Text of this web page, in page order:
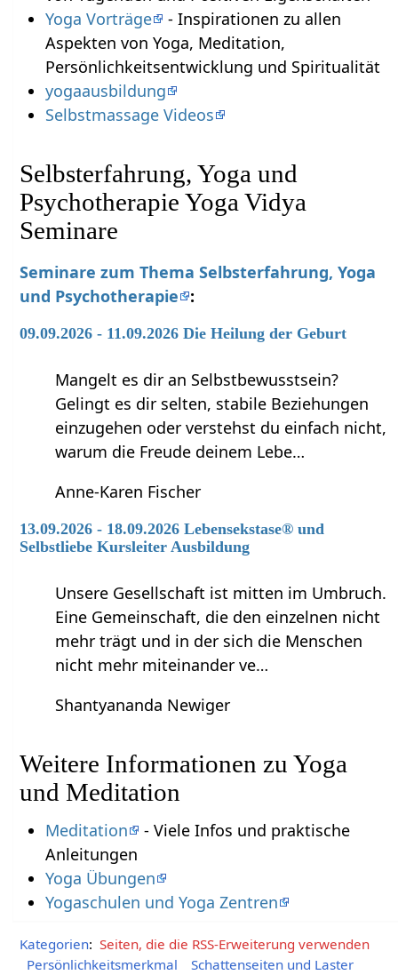
Yoga Vorträge
- Inspirationen zu allen
Aspekten von Yoga, Meditation,
Persönlichkeitsentwicklung und Spiritualität
yogaausbildung
Selbstmassage Videos
Selbsterfahrung, Yoga und
Psychotherapie Yoga Vidya
Seminare
Seminare zum Thema Selbsterfahrung, Yoga
und Psychotherapie
:
09.09.2026 - 11.09.2026 Die Heilung der Geburt
Mangelt es dir an Selbstbewusstsein?
Gelingt es dir selten, stabile Beziehungen
einzugehen oder verstehst du einfach nicht,
warum die Freude deinem Lebe…
Anne-Karen Fischer
13.09.2026 - 18.09.2026 Lebensekstase® und
Selbstliebe Kursleiter Ausbildung
Unsere Gesellschaft ist mitten im Umbruch.
Eine Gemeinschaft, die den einzelnen nicht
mehr trägt und in der sich die Menschen
nicht mehr miteinander ve…
Shantyananda Newiger
Weitere Informationen zu Yoga
und Meditation
Meditation
- Viele Infos und praktische
Anleitungen
Yoga Übungen
Yogaschulen und Yoga Zentren
Kategorien: Seiten, die die RSS-Erweiterung verwenden
Persönlichkeitsmerkmal
Schattenseiten und Laster